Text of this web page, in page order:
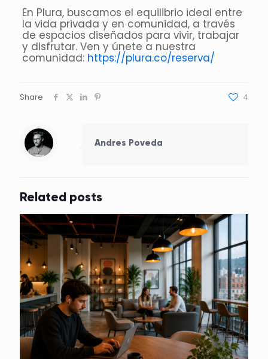
En Plura, buscamos el equilibrio ideal entre
la vida privada y en comunidad, a través
de espacios diseñados para vivir, trabajar
y disfrutar. Ven y únete a nuestra
comunidad: https://plura.co/reserva/
Share 4
Andres Poveda
Related posts